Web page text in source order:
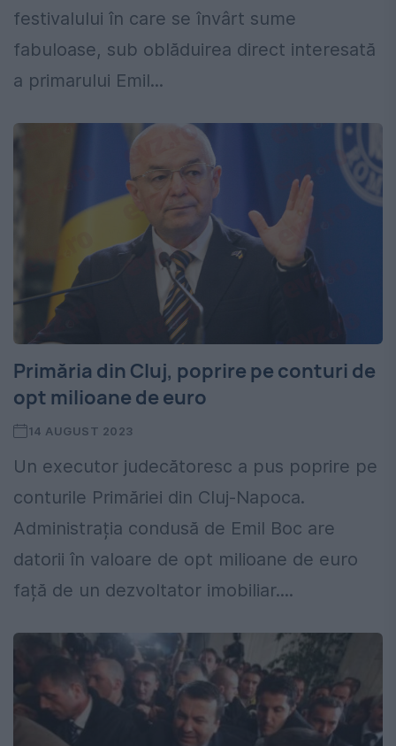
festivalului în care se învârt sume
fabuloase, sub oblăduirea direct interesată
a primarului Emil...
Primăria din Cluj, poprire pe conturi de
opt milioane de euro
14 AUGUST 2023
Un executor judecătoresc a pus poprire pe
conturile Primăriei din Cluj-Napoca.
Administrația condusă de Emil Boc are
datorii în valoare de opt milioane de euro
față de un dezvoltator imobiliar....